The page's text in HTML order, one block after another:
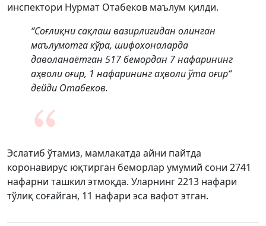
инспектори Нурмат Отабеков маълум қилди.
“Соғлиқни сақлаш вазирлигидан олинган
маълумотга кўра, шифохоналарда
даволанаётган 517 бемордан 7 нафарининг
аҳволи оғир, 1 нафарининг аҳволи ўта оғир“
дейди Отабеков.
Эслатиб ўтамиз, мамлакатда айни пайтда
коронавирус юқтирган беморлар умумий сони 2741
нафарни ташкил этмоқда. Уларнинг 2213 нафари
тўлиқ соғайган, 11 нафари эса вафот этган.